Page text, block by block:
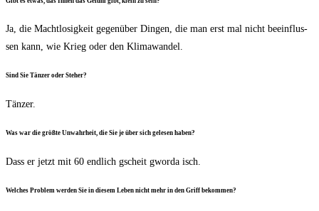
Ja, die Macht­lo­sig­keit gegen­über Din­gen, die man erst mal nicht beein­flus­
sen kann, wie Krieg oder den Klimawandel.
Sind Sie Tän­zer oder Steher?
Tän­zer.
Was war die größ­te Unwahr­heit, die Sie je über sich gele­sen haben?
Dass er jetzt mit 60 end­lich gscheit gwor­da isch.
Wel­ches Pro­blem wer­den Sie in die­sem Leben nicht mehr in den Griff bekommen?